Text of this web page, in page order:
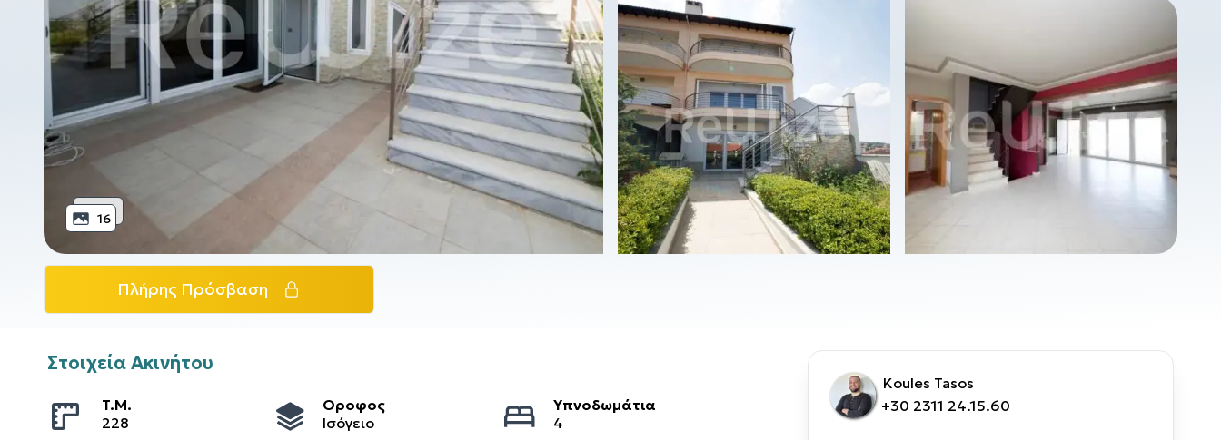
16
Πλήρης Πρόσβαση
Στοιχεία Ακινήτου
T.M.
228
Όροφος
Ισόγειο
Υπνοδωμάτια
4
Koules Tasos
+30 2311 24.15.60